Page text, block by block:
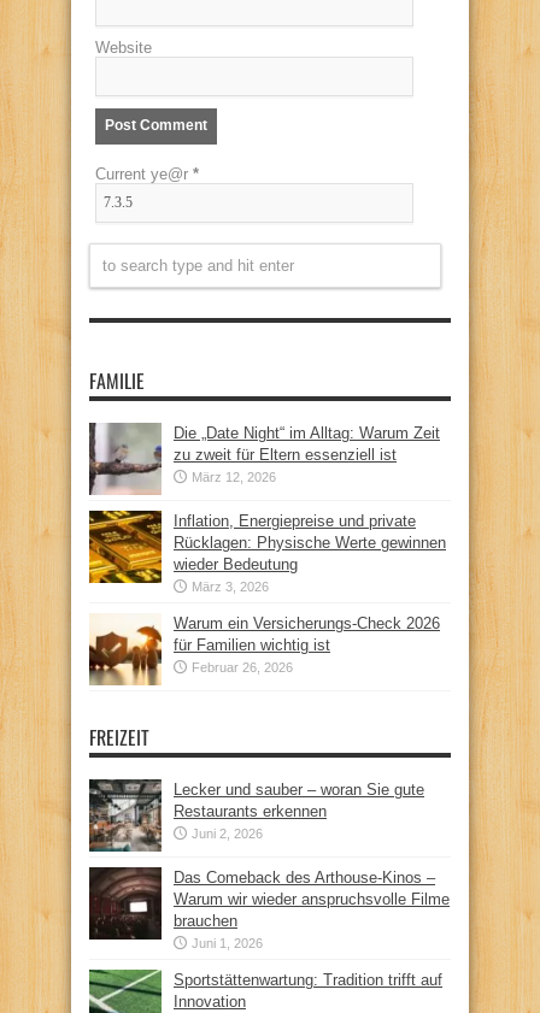
Website
Current ye@r *
FAMILIE
Die „Date Night“ im Alltag: Warum Zeit
zu zweit für Eltern essenziell ist
März 12, 2026
Inflation, Energiepreise und private
Rücklagen: Physische Werte gewinnen
wieder Bedeutung
März 3, 2026
Warum ein Versicherungs-Check 2026
für Familien wichtig ist
Februar 26, 2026
FREIZEIT
Lecker und sauber – woran Sie gute
Restaurants erkennen
Juni 2, 2026
Das Comeback des Arthouse-Kinos –
Warum wir wieder anspruchsvolle Filme
brauchen
Juni 1, 2026
Sportstättenwartung: Tradition trifft auf
Innovation